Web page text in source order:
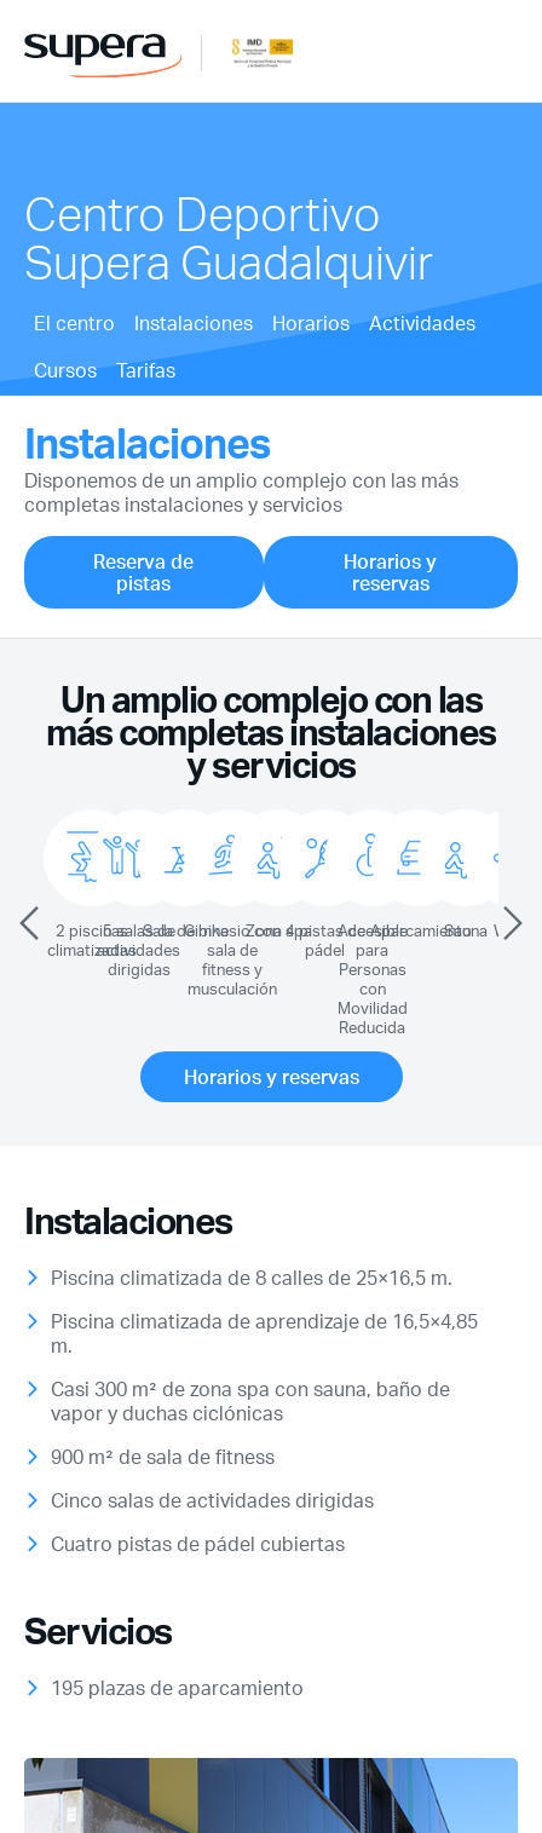
Centro Deportivo
Supera Guadalquivir
El centro Instalaciones Horarios
Actividades
Cursos
Tarifas
Instalaciones
Disponemos de un amplio complejo con las más
completas instalaciones y servicios
Reserva de
pistas
Horarios y
reservas
Un amplio complejo con las
más completas instalaciones
y servicios
2 piscinas
climatizadas
5 salas de
actividades
dirigidas
Sala de bikeGimnasio con
sala de
fitness y
musculación
Zona spa4 pistas de
pádel
Accesible
para
Personas
con
Movilidad
Reducida
Aparcamiento
Sauna Wi-Fi
Horarios y reservas
Instalaciones
Piscina climatizada de 8 calles de 25×16,5 m.
Piscina climatizada de aprendizaje de 16,5×4,85
m.
Casi 300 m² de zona spa con sauna, baño de
vapor y duchas ciclónicas
900 m² de sala de fitness
Cinco salas de actividades dirigidas
Cuatro pistas de pádel cubiertas
Servicios
195 plazas de aparcamiento